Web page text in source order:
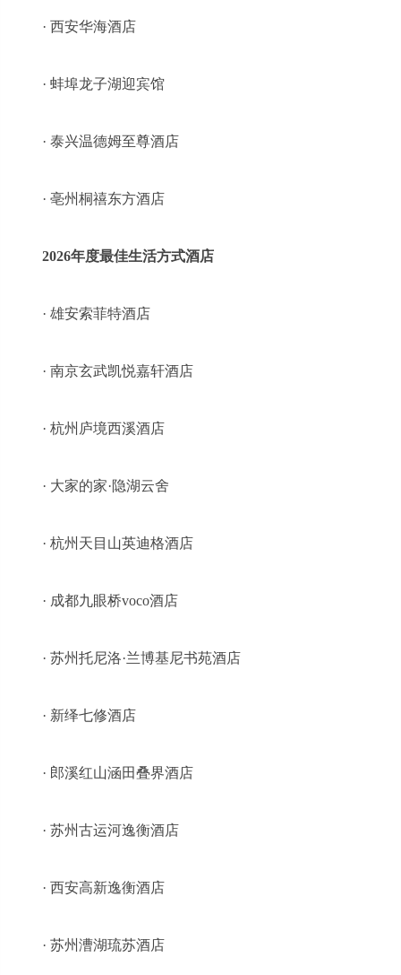
· 西安华海酒店
· 蚌埠龙子湖迎宾馆
· 泰兴温德姆至尊酒店
· 亳州桐禧东方酒店
2026年度最佳生活方式酒店
· 雄安索菲特酒店
· 南京玄武凯悦嘉轩酒店
· 杭州庐境西溪酒店
· 大家的家·隐湖云舍
· 杭州天目山英迪格酒店
· 成都九眼桥voco酒店
· 苏州托尼洛·兰博基尼书苑酒店
· 新绎七修酒店
· 郎溪红山涵田叠界酒店
· 苏州古运河逸衡酒店
· 西安高新逸衡酒店
· 苏州漕湖琉苏酒店